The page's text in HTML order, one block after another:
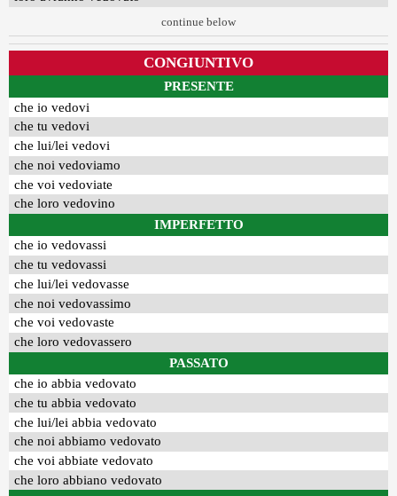
continue below
CONGIUNTIVO
PRESENTE
che io vedovi
che tu vedovi
che lui/lei vedovi
che noi vedoviamo
che voi vedoviate
che loro vedovino
IMPERFETTO
che io vedovassi
che tu vedovassi
che lui/lei vedovasse
che noi vedovassimo
che voi vedovaste
che loro vedovassero
PASSATO
che io abbia vedovato
che tu abbia vedovato
che lui/lei abbia vedovato
che noi abbiamo vedovato
che voi abbiate vedovato
che loro abbiano vedovato